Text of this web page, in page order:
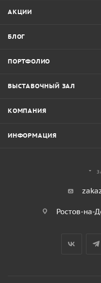
АКЦИИ
БЛОГ
ПОРТФОЛИО
ВЫСТАВОЧНЫЙ ЗАЛ
КОМПАНИЯ
ИНФОРМАЦИЯ
Ростов-на-